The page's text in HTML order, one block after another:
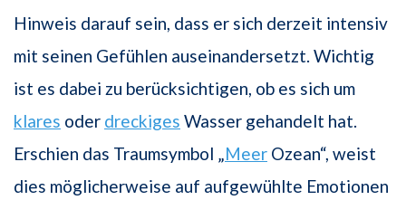
Hinweis darauf sein, dass er sich derzeit intensiv
mit seinen Gefühlen auseinandersetzt. Wichtig
ist es dabei zu berücksichtigen, ob es sich um
klares oder dreckiges Wasser gehandelt hat.
Erschien das Traumsymbol „Meer Ozean“, weist
dies möglicherweise auf aufgewühlte Emotionen